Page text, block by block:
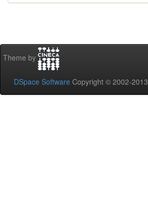
Theme by
DSpace Software Copyright © 2002-2013